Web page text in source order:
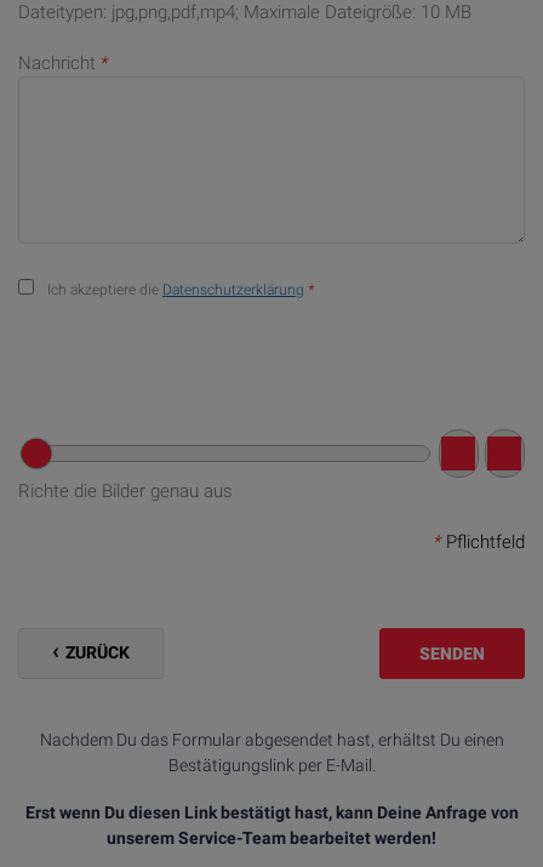
Dateitypen: jpg,png,pdf,mp4; Maximale Dateigröße: 10 MB
Nachricht *
Ich akzeptiere die Datenschutzerklärung *
Richte die Bilder genau aus
*Pflichtfeld
ZURÜCK SENDEN
Nachdem Du das Formular abgesendet hast, erhältst Du einen
Bestätigungslink per E-Mail.
Erst wenn Du diesen Link bestätigt hast, kann Deine Anfrage von
unserem Service-Team bearbeitet werden!